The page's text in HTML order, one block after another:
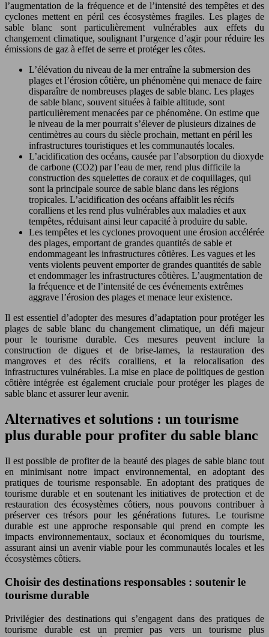
l’augmentation de la fréquence et de l’intensité des tempêtes et des
cyclones mettent en péril ces écosystèmes fragiles. Les plages de
sable blanc sont particulièrement vulnérables aux effets du
changement climatique, soulignant l’urgence d’agir pour réduire les
émissions de gaz à effet de serre et protéger les côtes.
L’élévation du niveau de la mer entraîne la submersion des
plages et l’érosion côtière, un phénomène qui menace de faire
disparaître de nombreuses plages de sable blanc. Les plages
de sable blanc, souvent situées à faible altitude, sont
particulièrement menacées par ce phénomène. On estime que
le niveau de la mer pourrait s’élever de plusieurs dizaines de
centimètres au cours du siècle prochain, mettant en péril les
infrastructures touristiques et les communautés locales.
L’acidification des océans, causée par l’absorption du dioxyde
de carbone (CO2) par l’eau de mer, rend plus difficile la
construction des squelettes de coraux et de coquillages, qui
sont la principale source de sable blanc dans les régions
tropicales. L’acidification des océans affaiblit les récifs
coralliens et les rend plus vulnérables aux maladies et aux
tempêtes, réduisant ainsi leur capacité à produire du sable.
Les tempêtes et les cyclones provoquent une érosion accélérée
des plages, emportant de grandes quantités de sable et
endommageant les infrastructures côtières. Les vagues et les
vents violents peuvent emporter de grandes quantités de sable
et endommager les infrastructures côtières. L’augmentation de
la fréquence et de l’intensité de ces événements extrêmes
aggrave l’érosion des plages et menace leur existence.
Il est essentiel d’adopter des mesures d’adaptation pour protéger les
plages de sable blanc du changement climatique, un défi majeur
pour le tourisme durable. Ces mesures peuvent inclure la
construction de digues et de brise-lames, la restauration des
mangroves et des récifs coralliens, et la relocalisation des
infrastructures vulnérables. La mise en place de politiques de gestion
côtière intégrée est également cruciale pour protéger les plages de
sable blanc et assurer leur avenir.
Alternatives et solutions : un tourisme
plus durable pour profiter du sable blanc
Il est possible de profiter de la beauté des plages de sable blanc tout
en minimisant notre impact environnemental, en adoptant des
pratiques de tourisme responsable. En adoptant des pratiques de
tourisme durable et en soutenant les initiatives de protection et de
restauration des écosystèmes côtiers, nous pouvons contribuer à
préserver ces trésors pour les générations futures. Le tourisme
durable est une approche responsable qui prend en compte les
impacts environnementaux, sociaux et économiques du tourisme,
assurant ainsi un avenir viable pour les communautés locales et les
écosystèmes côtiers.
Choisir des destinations responsables : soutenir le
tourisme durable
Privilégier des destinations qui s’engagent dans des pratiques de
tourisme durable est un premier pas vers un tourisme plus